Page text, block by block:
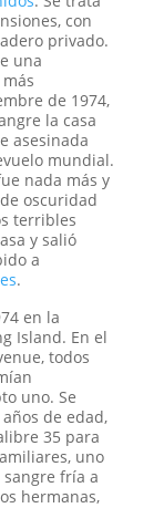
con
privado.
una
de 1974,
la casa
asesinada
mundial.
nada más y
oscuridad
terribles
y salió
a
.
en la
Island. En el
todos
uno. Se
de edad,
35 para
uno
fría a
hermanas,